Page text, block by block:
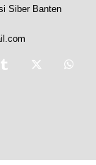
Siber Banten